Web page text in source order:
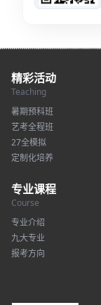
精彩活动
Teaching
暑期预科班
艺考全程班
27全模拟
定制化培养
专业课程
Course
专业介绍
九大专业
报考方向